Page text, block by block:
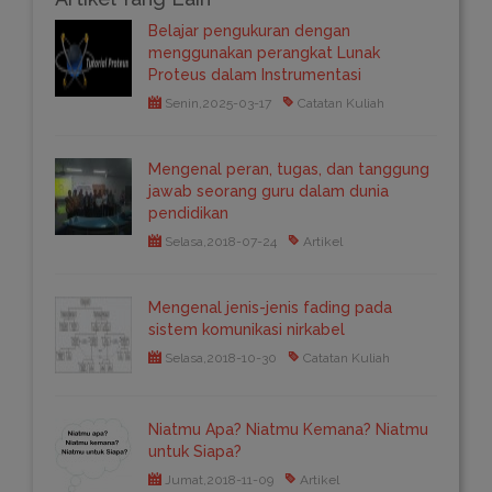
Belajar pengukuran dengan
menggunakan perangkat Lunak
Proteus dalam Instrumentasi
Senin,2025-03-17 Catatan Kuliah
Mengenal peran, tugas, dan tanggung
jawab seorang guru dalam dunia
pendidikan
Selasa,2018-07-24 Artikel
Mengenal jenis-jenis fading pada
sistem komunikasi nirkabel
Selasa,2018-10-30 Catatan Kuliah
Niatmu Apa? Niatmu Kemana? Niatmu
untuk Siapa?
Jumat,2018-11-09 Artikel